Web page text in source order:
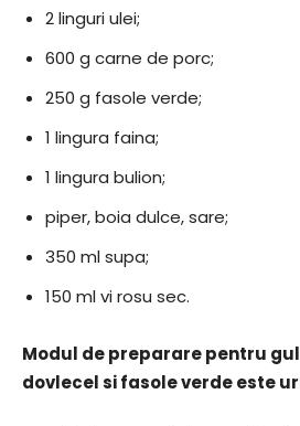
2 linguri ulei;
600 g carne de porc;
250 g fasole verde;
1 lingura faina;
1 lingura bulion;
piper, boia dulce, sare;
350 ml supa;
150 ml vi rosu sec.
Modul de preparare pentru
dovlecel si fasole verde este